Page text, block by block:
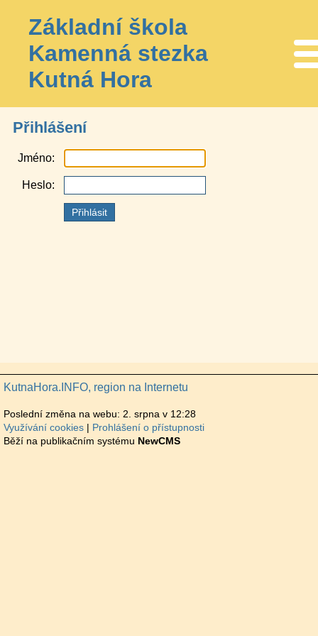
Základní škola
Kamenná stezka
Kutná Hora
Přihlášení
Jméno
Heslo
KutnaHora.INFO, region na Internetu
Poslední změna na webu: 2. srpna v 12:28
Využívání cookies
Prohlášení o přístupnosti
Běží na publikačním systému NewCMS